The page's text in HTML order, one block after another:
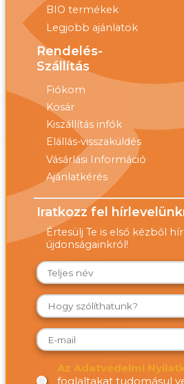
BIO termékek
Legjobb ajánlatok
Rendelés-
Szállítás
Fiókom
Kosár
Kiszállítás infók
Elállás-visszaküldés
Vásárlási Információ
Ajánlatkérés
Iratkozz fel
Értesülj Te is első kézből
újdonságainkról!
Az Adatvédelmi
foglaltakat tudomásul